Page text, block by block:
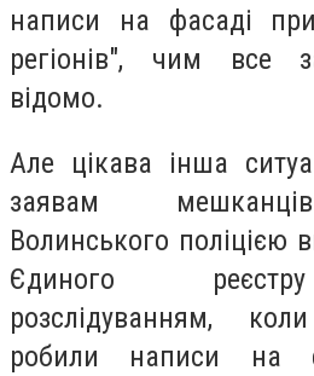
написи на фасаді
регіонів", чим все
відомо.
Але цікава інша
заявам
Волинського поліцією
Єдиного
розслідуванням,
робили написи на